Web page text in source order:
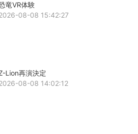
竜VR体験
08-08 15:42:27
Lion再演決定
08-08 14:02:12